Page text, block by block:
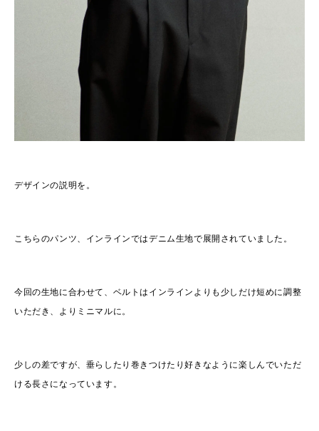
デザインの説明を。
こちらのパンツ、インラインではデニム生地で展開されていました。
今回の生地に合わせて、ベルトはインラインよりも少しだけ短めに調整
いただき、よりミニマルに。
少しの差ですが、垂らしたり巻きつけたり好きなように楽しんでいただ
ける長さになっています。